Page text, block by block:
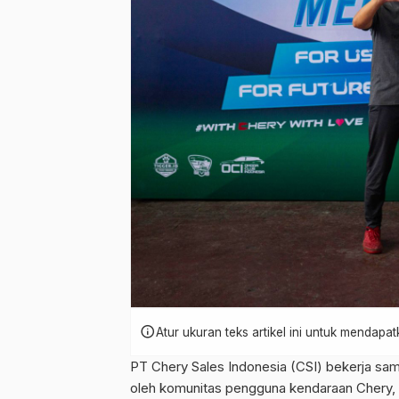
infoAtur ukuran teks artikel ini untuk
PT Chery Sales Indonesia (CSI) bekerja
oleh komunitas pengguna kendaraan